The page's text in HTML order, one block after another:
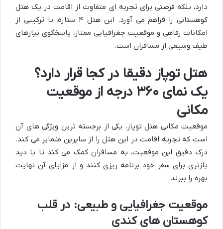
دارد، بلکه فرصتی برای تجربه ای متفاوت از اقامت در یک هتل
کوهستانی را فراهم می آورد. این هتل ۴ ستاره، با ترکیبی از
امکانات رفاهی و موقعیت جغرافیایی ممتاز، پاسخگوی نیازهای
طیف وسیعی از مسافران است.
هتل توپاز دقیقا در کجا قرار دارد؟
یک نمای ۳۶۰ درجه از موقعیت
مکانی
موقعیت مکانی هتل توپاز، یکی از برجسته ترین ویژگی های آن
است که تجربه اقامت در این هتل را از سایرین متمایز می کند.
درک دقیق این موقعیت، به مسافران کمک می کند تا با دید
بازتری برای سفر خود برنامه ریزی کنند و از مزایای آن نهایت
بهره را ببرند.
موقعیت جغرافیایی و طبیعی: در قلب
کوهستان های کندی